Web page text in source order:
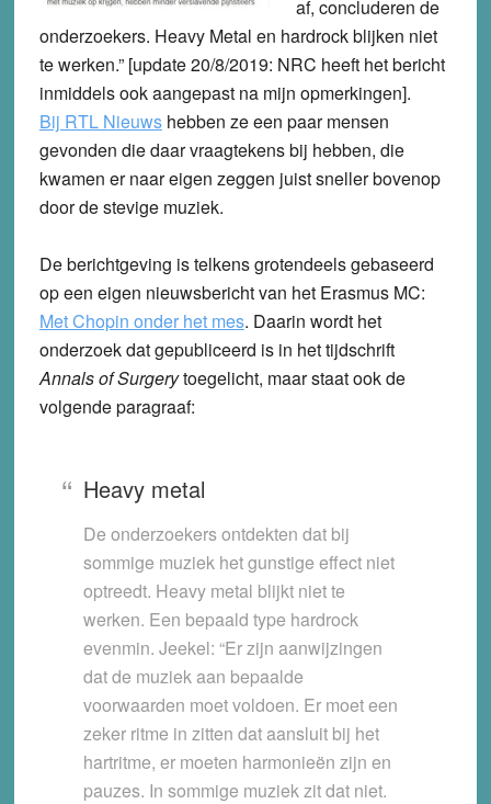
af, concluderen de
onderzoekers. Heavy Metal en hardrock blijken niet
te werken.” [update 20/8/2019: NRC heeft het bericht
inmiddels ook aangepast na mijn opmerkingen].
Bij RTL Nieuwshebben ze een paar mensen
gevonden die daar vraagtekens bij hebben, die
kwamen er naar eigen zeggen juist sneller bovenop
door de stevige muziek.
De berichtgeving is telkens grotendeels gebaseerd
op een eigen nieuwsbericht van het Erasmus MC:
Met Chopin onder het mes. Daarin wordt het
onderzoek dat gepubliceerd is in het tijdschrift
Annals of Surgerytoegelicht, maar staat ook de
volgende paragraaf:
Heavy metal
De onderzoekers ontdekten dat bij
sommige muziek het gunstige effect niet
optreedt. Heavy metal blijkt niet te
werken. Een bepaald type hardrock
evenmin. Jeekel: “Er zijn aanwijzingen
dat de muziek aan bepaalde
voorwaarden moet voldoen. Er moet een
zeker ritme in zitten dat aansluit bij het
hartritme, er moeten harmonieën zijn en
pauzes. In sommige muziek zit dat niet.